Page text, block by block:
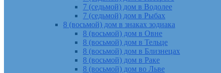
7 (седьмой) дом в Водолее
7 (седьмой) дом в Рыбах
8 (восьмой) дом в знаках зодиака
8 (восьмой) дом в Овне
8 (восьмой) дом в Тельце
8 (восьмой) дом в Близнецах
8 (восьмой) дом в Раке
8 (восьмой) дом во Льве